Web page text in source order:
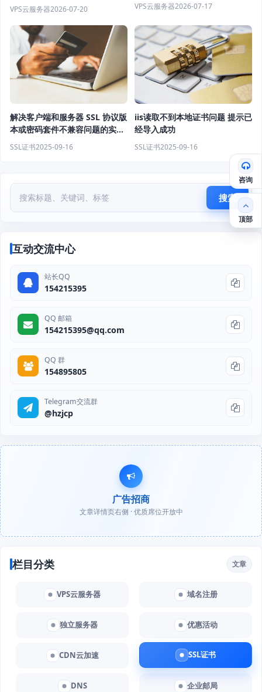
独立服务器$29.9/月起，香港/
日本/美国机房
VPS云服务器2026-07-20
波600G防御低至399元/年
VPS云服务器2026-07-17
解决客户端和服务器 SSL 协议版
本或密码套件不兼容问题的实用
方法
SSL证书2025-09-16
iis读取不到本地证书问题 提示已
经导入成功
SSL证书2025-09-16
搜索
互动交流中心
站长QQ
154215395
QQ 邮箱
154215395@qq.com
QQ 群
154895805
Telegram交流群
@hzjcp
广告招商
文章详情页右侧 · 优质席位开放中
栏目分类 文章
VPS云服务器 域名注册
独立服务器 优惠活动
CDN云加速 SSL证书
DNS 企业邮局
咨询
顶部